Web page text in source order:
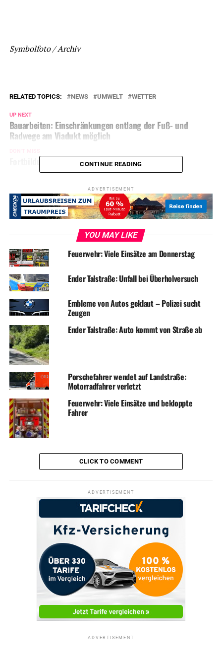
Symbolfoto / Archiv
RELATED TOPICS: NEWS UMWELT WETTER
UP NEXT
Bauarbeiten: Einschränkungen entlang der Fuß- und
Radwege am Viadukt möglich
Fortbildung: Standesamt Dienstag geschlossen
CONTINUE READING
ADVERTISEMENT
YOU MAY LIKE
Feuerwehr: Viele Einsätze am Donnerstag
Ender Talstraße: Unfall bei Überholversuch
Embleme von Autos geklaut – Polizei sucht
Zeugen
Ender Talstraße: Auto kommt von Straße ab
Porschefahrer wendet auf Landstraße:
Motorradfahrer verletzt
Feuerwehr: Viele Einsätze und bekloppte
Fahrer
CLICK TO COMMENT
ADVERTISEMENT
ADVERTISEMENT